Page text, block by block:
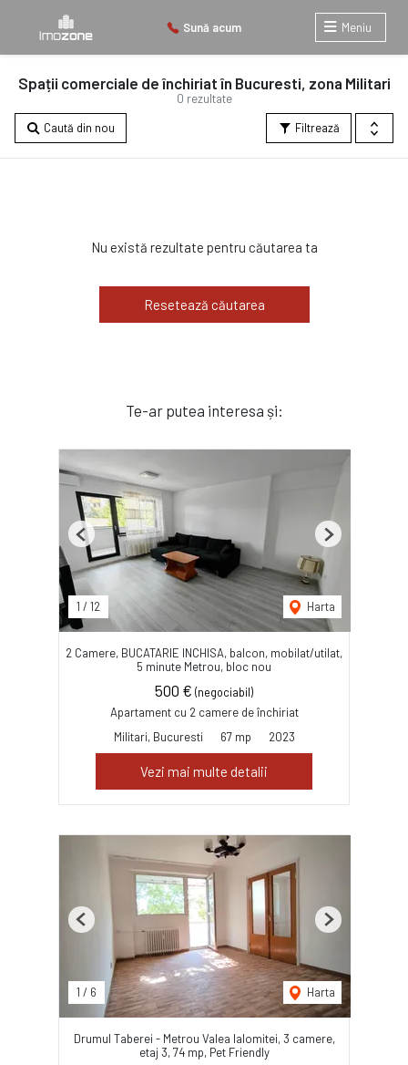
Sună acum Meniu
0 rezultate
Spații comerciale de închiriat în Bucuresti, zona Militari
Filtrează
Caută din nou
Nu există rezultate pentru căutarea ta
Resetează căutarea
Te-ar putea interesa și:
1 / 12 Harta
Previous Next
2 Camere, BUCATARIE INCHISA, balcon, mobilat/utilat,
5 minute Metrou, bloc nou
500 € (negociabil)
Apartament cu 2 camere de închiriat
Militari, Bucuresti
67 mp 2023
Vezi mai multe detalii
1 / 6 Harta
Previous Next
Drumul Taberei - Metrou Valea Ialomitei, 3 camere,
etaj 3, 74 mp, Pet Friendly